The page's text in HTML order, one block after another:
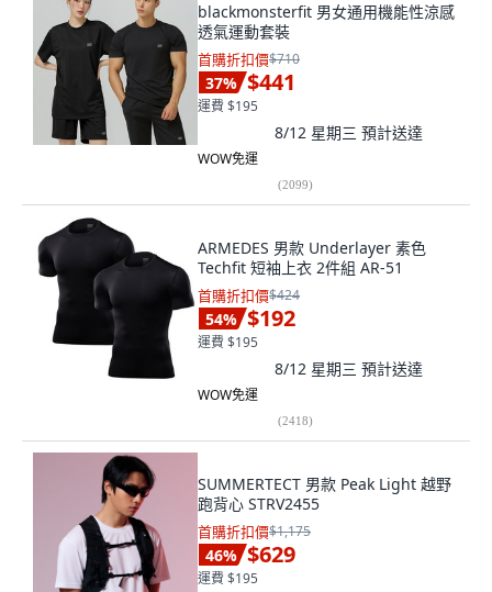
blackmonsterfit 男女通用機能性涼感
透氣運動套裝
首購折扣價$710
37% $441
運費 $195
8/12 星期三 預計送達
WOW免運
(2099)
ARMEDES 男款 Underlayer 素色
Techfit 短袖上衣 2件組 AR-51
首購折扣價$424
54% $192
運費 $195
8/12 星期三 預計送達
WOW免運
(2418)
SUMMERTECT 男款 Peak Light 越野
跑背心 STRV2455
首購折扣價$1,175
46% $629
運費 $195